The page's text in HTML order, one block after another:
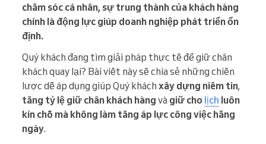
chăm sóc cá nhân, sự trung thành của khách hàng
chính là động lực giúp doanh nghiệp phát triển ổn
định.
Quý khách đang tìm giải pháp thực tế để giữ chân
khách quay lại? Bài viết này sẽ chia sẻ những chiến
lược dễ áp dụng giúp Quý khách xây dựng niềm tin,
tăng tỷ lệ giữ chân khách hàng và giữ cho lịch luôn
kín chỗ mà không làm tăng áp lực công việc hằng
ngày.